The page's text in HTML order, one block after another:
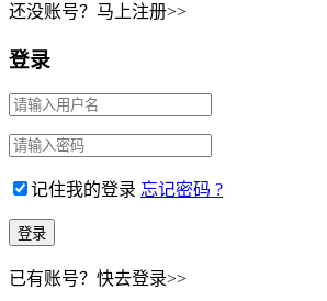
还没账号？马上注册>>
登录
记住我的登录 忘记密码 ?
已有账号？快去登录>>